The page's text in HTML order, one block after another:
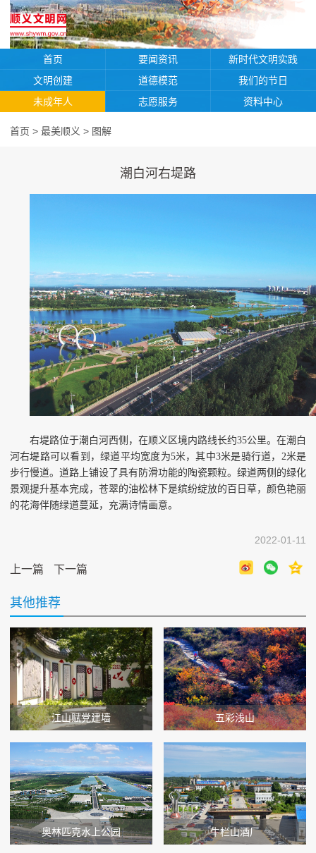
首页 要闻资讯
新时代文明实践
文明创建
道德模范
我们的节日
未成年人
志愿服务 资料中心
首页 > 最美顺义 > 图解
潮白河右堤路
右堤路位于潮白河西侧，在顺义区境内路线长约35公里。在潮白
河右堤路可以看到，绿道平均宽度为5米，其中3米是骑行道，2米是
步行慢道。道路上铺设了具有防滑功能的陶瓷颗粒。绿道两侧的绿化
景观提升基本完成，苍翠的油松林下是缤纷绽放的百日草，颜色艳丽
的花海伴随绿道蔓延，充满诗情画意。
2022-01-11
上一篇 下一篇
其他推荐
江山赋党建墙 五彩浅山
奥林匹克水上公园 牛栏山酒厂